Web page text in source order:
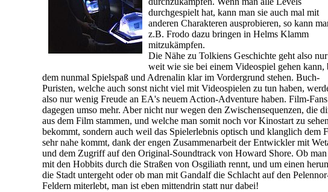
durchgespielt hat, kann man sie auch mal mit
anderen Charakteren ausprobieren, so kann
z.B. Frodo dazu bringen in Helms Klamm
mitzukämpfen.
Die Nähe zu Tolkiens Geschichte geht also
weit wie sie bei einem Videospiel gehen kann,
dem nunmal Spielspaß und Adrenalin klar im Vordergrund stehen. Buch-
Puristen, welche auch sonst nicht viel mit Videospielen zu tun haben,
also nur wenig Freude an EA's neuem Action-Adventure haben. Film-Fans
dagegen umso mehr. Aber nicht nur wegen den Zwischensequenzen, die
aus dem Film stammen, und welche man somit noch vor Kinostart zu sehen
bekommt, sondern auch weil das Spielerlebnis optisch und klanglich dem
sehr nahe kommt, dank der engen Zusammenarbeit der Entwickler mit
und dem Zugriff auf den Original-Soundtrack von Howard Shore. Ob man
mit den Hobbits durch die Straßen von Osgiliath rennt, und um einen
die Stadt untergeht oder ob man mit Gandalf die Schlacht auf den
Feldern miterlebt, man ist eben mittendrin statt nur dabei!